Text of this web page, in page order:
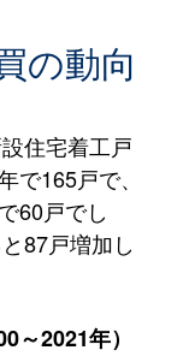
の動向
住宅着工戸
165戸で、
60戸でし
87戸増加し
～2021年）